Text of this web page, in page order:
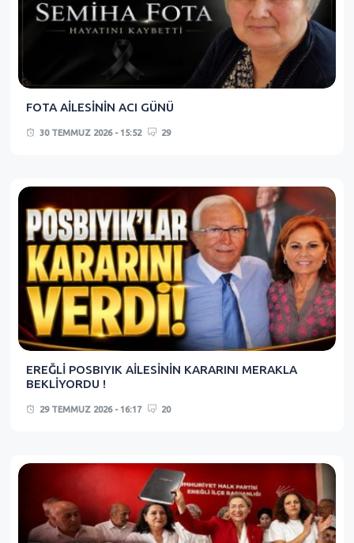
FOTA AİLESİNİN ACI GÜNÜ
30 TEMMUZ 2026 - 15:52 29
EREĞLİ POSBIYIK AİLESİNİN KARARINI MERAKLA
BEKLİYORDU !
29 TEMMUZ 2026 - 16:17 20